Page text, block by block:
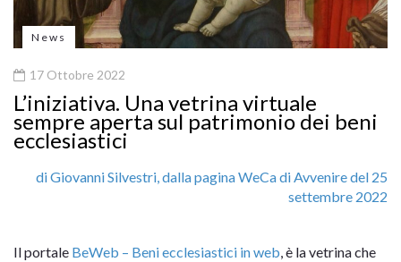
News
17 Ottobre 2022
L’iniziativa. Una vetrina virtuale
sempre aperta sul patrimonio dei beni
ecclesiastici
di Giovanni Silvestri, dalla pagina WeCa di Avvenire del 25
settembre 2022
Il portale BeWeb – Beni ecclesiastici in web, è la vetrina che